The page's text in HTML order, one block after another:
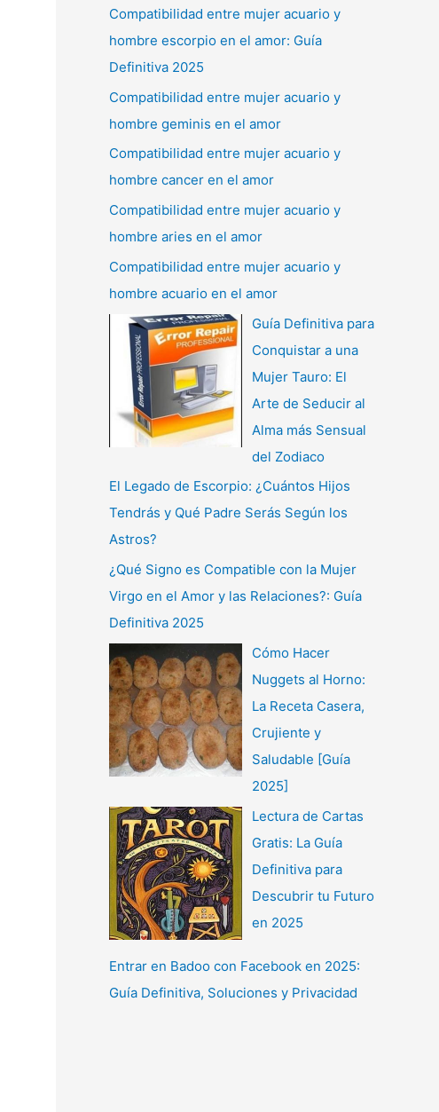
Compatibilidad entre mujer acuario y
hombre escorpio en el amor: Guía
Definitiva 2025
Compatibilidad entre mujer acuario y
hombre geminis en el amor
Compatibilidad entre mujer acuario y
hombre cancer en el amor
Compatibilidad entre mujer acuario y
hombre aries en el amor
Compatibilidad entre mujer acuario y
hombre acuario en el amor
Guía Definitiva para
Conquistar a una
Mujer Tauro: El
Arte de Seducir al
Alma más Sensual
del Zodiaco
El Legado de Escorpio: ¿Cuántos Hijos
Tendrás y Qué Padre Serás Según los
Astros?
¿Qué Signo es Compatible con la Mujer
Virgo en el Amor y las Relaciones?: Guía
Definitiva 2025
Cómo Hacer
Nuggets al Horno:
La Receta Casera,
Crujiente y
Saludable [Guía
2025]
Lectura de Cartas
Gratis: La Guía
Definitiva para
Descubrir tu Futuro
en 2025
Entrar en Badoo con Facebook en 2025:
Guía Definitiva, Soluciones y Privacidad